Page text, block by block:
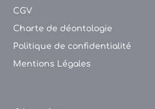
CGV
Charte de déontologie
Politique de confidentialité
Mentions Légales